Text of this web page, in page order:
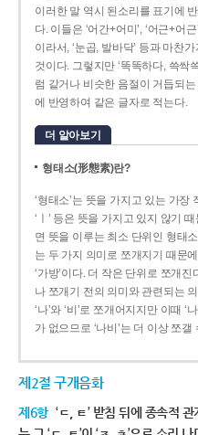
이러한 말 역시 된소리를 표기에
다. 이들은 ‘어간+어미’, ‘어근+어
이라서, ‘눈곱, 발바닥’ 등과 마찬
것이다. 그렇지만 ‘똑똑하다, 쓱싹
럼 같거나 비슷한 음절이 거듭되
에 반영하여 같은 글자로 적는다.
더 알아보기
형태소(形態素)란?
‘형태소’는 뜻을 가지고 있는 가장
‘ㅣ’ 등은 뜻을 가지고 있지 않기
면 뜻을 이루는 최소 단위인 형태소
는 두 가지 의미로 쪼개지기 때문에
‘가방’이다. 더 작은 단위로 쪼개
나 쪼개기 전의 의미와 관련되는
‘나’와 ‘비’로 쪼개어지지만 이때 ‘
가 없으므로 ‘나비’는 더 이상 쪼
제2절 구개음화
제6항 ‘ㄷ, ㅌ’ 받침 뒤에 종속적 관